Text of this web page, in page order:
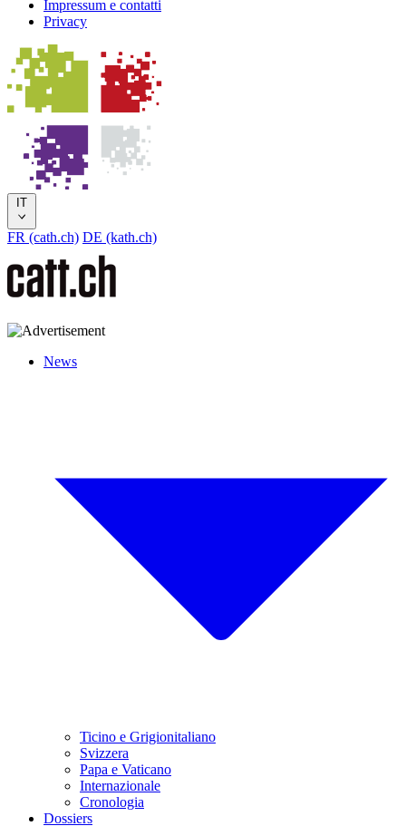
Impressum e contatti
Privacy
IT
FR (cath.ch) DE (kath.ch)
News
Ticino e Grigionitaliano
Svizzera
Papa e Vaticano
Internazionale
Cronologia
Dossiers